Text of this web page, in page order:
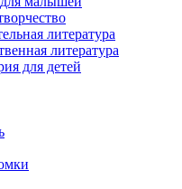
литература
литература
для детей